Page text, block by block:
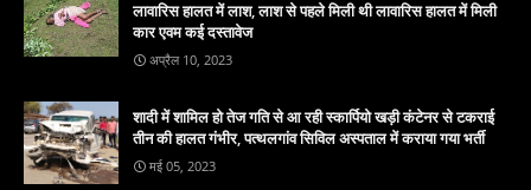
लावारिस हालत में लाश, लाश से पहले मिली थी लावारिस हालत में मिली
कार एवम कई दस्तावेज
अप्रैल 10, 2023
शादी में शामिल हो तेज गति से आ रही स्कार्पियो खड़ी कंटेनर से टकराई
तीन की हालत गंभीर, पत्थलगांव सिविल अस्पताल में कराया गया भर्ती
मई 05, 2023